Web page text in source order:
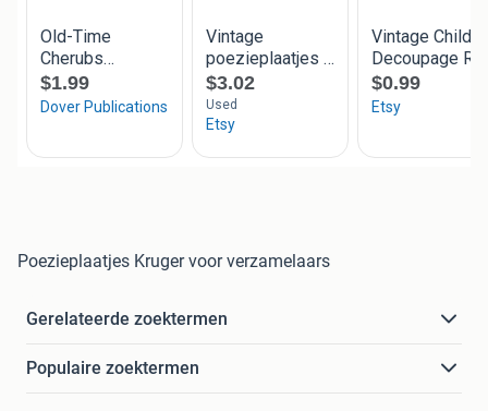
Poezieplaatjes Kruger voor verzamelaars
Gerelateerde zoektermen
Populaire zoektermen